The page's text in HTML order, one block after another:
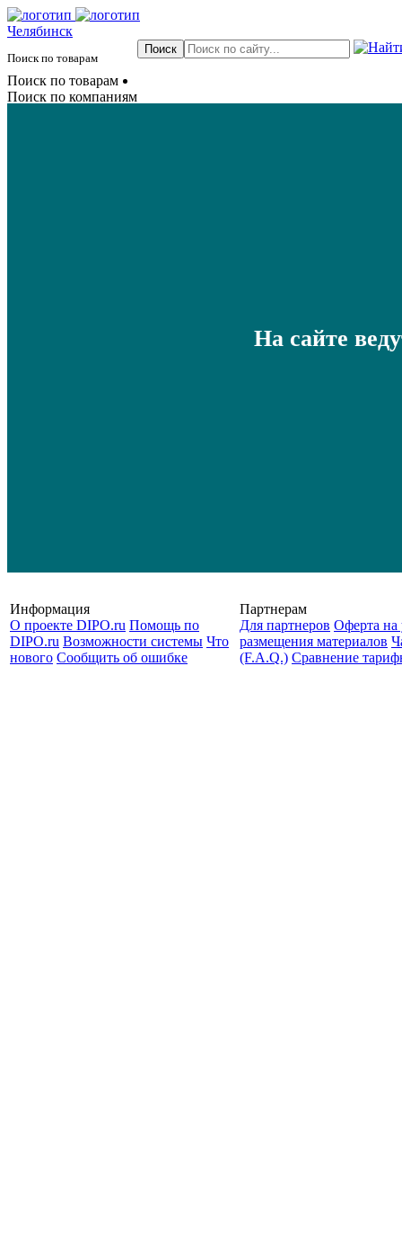
Челябинск
Поиск по товарам
Поиск по товарам
Поиск по компаниям
На сайте
Информация
О проекте DIPO.ru Помощь по
DIPO.ru Возможности системы Что
нового Сообщить об ошибке
Партнерам
Для партнеров Оферта на
размещения материалов
(F.A.Q.) Cравнение